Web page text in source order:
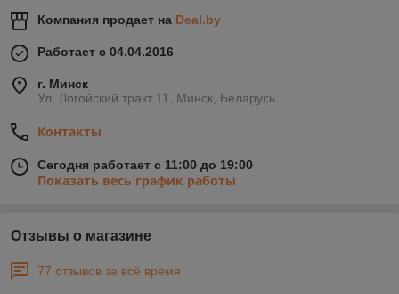
Компания продает на Deal.by
Работает с 04.04.2016
г. Минск
Ул. Логойский тракт 11, Минск, Беларусь
Контакты
Сегодня работает с 11:00 до 19:00
Показать весь график работы
Отзывы о магазине
77 отзывов за всё время